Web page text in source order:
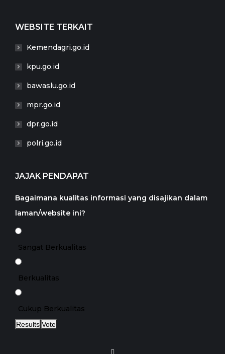
WEBSITE TERKAIT
Kemendagri.go.id
kpu.go.id
bawaslu.go.id
mpr.go.id
dpr.go.id
polri.go.id
JAJAK PENDAPAT
Bagaimana kualitas informasi yang disajikan dalam
laman/website ini?
Sangat Berkualitas
Berkualitas
Cukup Berkualitas
Results Vote